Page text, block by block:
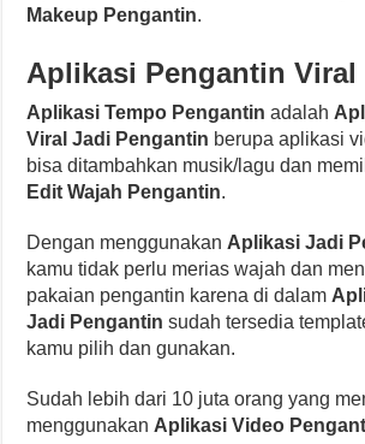
Makeup Pengantin.
Aplikasi Pengantin Viral
Aplikasi Tempo Pengantin adalah
Viral Jadi Pengantin berupa aplikasi
bisa ditambahkan musik/lagu dan
Edit Wajah Pengantin.
Dengan menggunakan Aplikasi Jadi
kamu tidak perlu merias wajah dan
pakaian pengantin karena di dalam
Jadi Pengantin sudah tersedia
kamu pilih dan gunakan.
Sudah lebih dari 10 juta orang yang
menggunakan Aplikasi Video